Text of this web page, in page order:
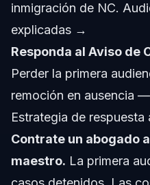
inmigración de NC.
explicadas →
Responda al Aviso de
Perder la primera
remoción en ausencia
Estrategia de
Contrate un abogado
maestro. La primera